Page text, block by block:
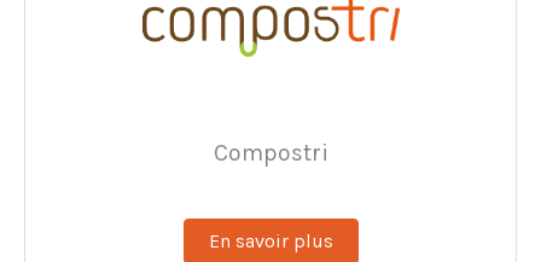
Compostri
En savoir plus